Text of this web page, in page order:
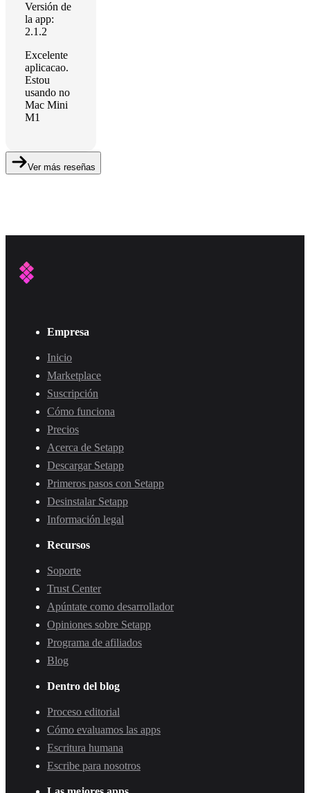
Versión de
la app:
2.1.2
Excelente
aplicacao.
Estou
usando no
Mac Mini
M1
Ver más reseñas
Empresa
Inicio
Marketplace
Suscripción
Cómo funciona
Precios
Acerca de Setapp
Descargar Setapp
Primeros pasos con Setapp
Desinstalar Setapp
Información legal
Recursos
Soporte
Trust Center
Apúntate como desarrollador
Opiniones sobre Setapp
Programa de afiliados
Blog
Dentro del blog
Proceso editorial
Cómo evaluamos las apps
Escritura humana
Escribe para nosotros